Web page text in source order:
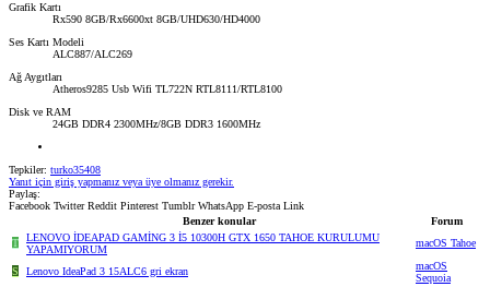
Grafik Kartı
Rx590 8GB/Rx6600xt 8GB/UHD630/HD4000
Ses Kartı Modeli
ALC887/ALC269
Ağ Aygıtları
Atheros9285 Usb Wifi TL722N RTL8111/RTL8100
Disk ve RAM
24GB DDR4 2300MHz/8GB DDR3 1600MHz
Tepkiler: turko35408
Yanıt için giriş yapmanız veya üye olmanız gerekir.
Paylaş:
Facebook Twitter Reddit Pinterest Tumblr WhatsApp E-posta Link
Benzer konular
Forum
T
LENOVO İDEAPAD GAMİNG 3 İ5 10300H GTX 1650 TAHOE KURULUMU
YAPAMIYORUM
macOS Tahoe
S Lenovo IdeaPad 3 15ALC6 gri ekran
macOS
Sequoia